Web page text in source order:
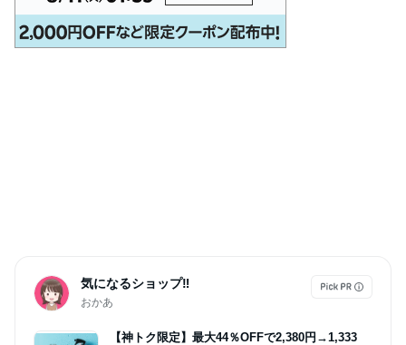
気になるショップ‼️
おかあ
【神トク限定】最大44％OFFで2,380円→1,333